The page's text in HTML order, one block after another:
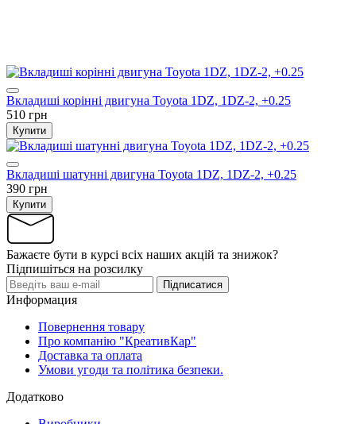
Вкладиші корінні двигуна Toyota 1DZ, 1DZ-2, +0.25
510 грн
Купити
Вкладиші шатунні двигуна Toyota 1DZ, 1DZ-2, +0.25
390 грн
Купити
Бажаєте бути в курсі всіх наших акцій та знижок?
Підпишіться на розсилку
Підписатися
Информация
Повернення товару
Про компанію "КреативКар"
Доставка та оплата
Умови угоди та політика безпеки.
Додатково